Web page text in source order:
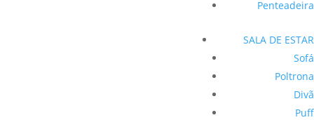
Penteadeira
SALA DE ESTAR
Sofá
Poltrona
Divã
Puff